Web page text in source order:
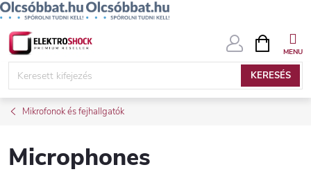
Ugrás
KERESÉS
KOSÁR
Mikrofonok és fejhallgatók
Microphones